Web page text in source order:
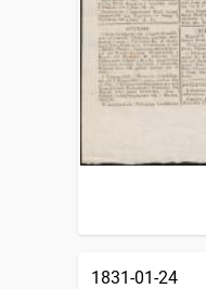
1831-01-24